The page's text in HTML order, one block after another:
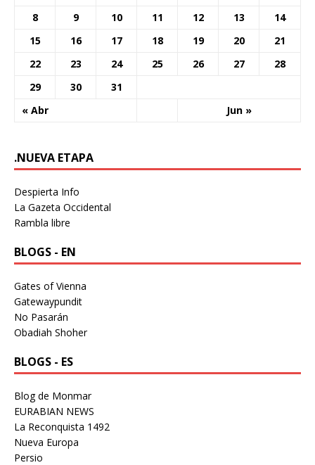
« Abr Jun »
8
9 10 11 12 13
14
15
16 17 18 19 20
21
22
23 24 25 26 27
28
29
30 31
.NUEVA ETAPA
Despierta Info
La Gazeta Occidental
Rambla libre
BLOGS - EN
Gates of Vienna
Gatewaypundit
No Pasarán
Obadiah Shoher
BLOGS - ES
Blog de Monmar
EURABIAN NEWS
La Reconquista 1492
Nueva Europa
Persio